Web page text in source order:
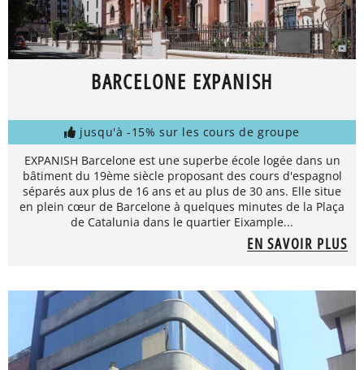
BARCELONE EXPANISH
jusqu'à -15% sur les cours de groupe
EXPANISH Barcelone est une superbe école logée dans un
bâtiment du 19ème siècle proposant des cours d'espagnol
séparés aux plus de 16 ans et au plus de 30 ans. Elle situe
en plein cœur de Barcelone à quelques minutes de la Plaça
de Catalunia dans le quartier Eixample...
EN SAVOIR PLUS